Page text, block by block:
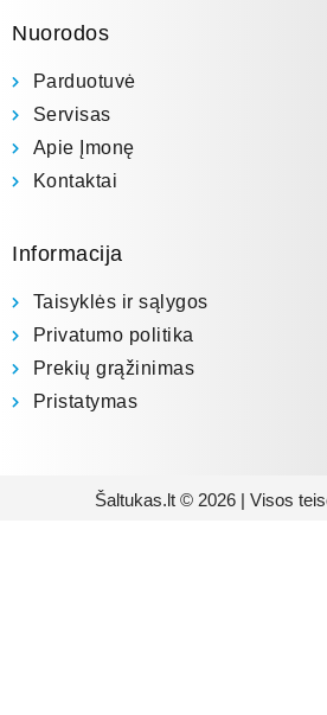
Nuorodos
Parduotuvė
Servisas
Apie Įmonę
Kontaktai
Informacija
Taisyklės ir sąlygos
Privatumo politika
Prekių grąžinimas
Pristatymas
Šaltukas.lt © 2026 | Visos